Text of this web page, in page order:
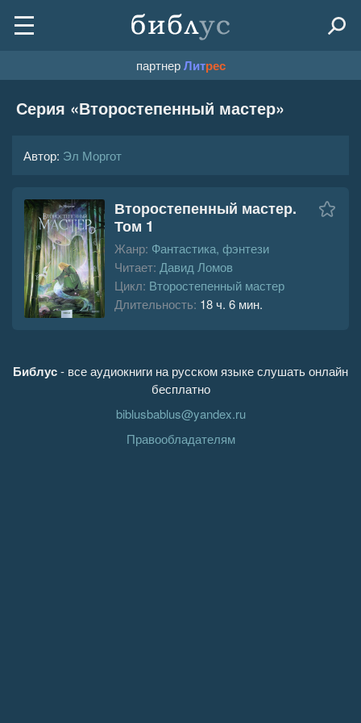
партнерЛитрес
Серия «Второстепенный мастер»
Автор: Эл Моргот
Второстепенный мастер.
Том 1
Жанр: Фантастика, фэнтези
Читает: Давид Ломов
Цикл: Второстепенный мастер
Длительность: 18 ч. 6 мин.
Библус- все аудиокниги на русском языке слушать онлайн
бесплатно
biblusbablus@yandex.ru
Правообладателям